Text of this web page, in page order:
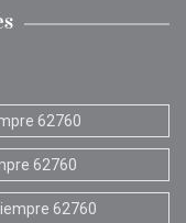
62760
62760
62760